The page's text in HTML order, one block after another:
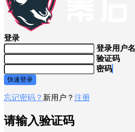
登录
登录用户名
验证码
密码
快速登录
忘记密码？ 新用户？ 注册
请输入验证码